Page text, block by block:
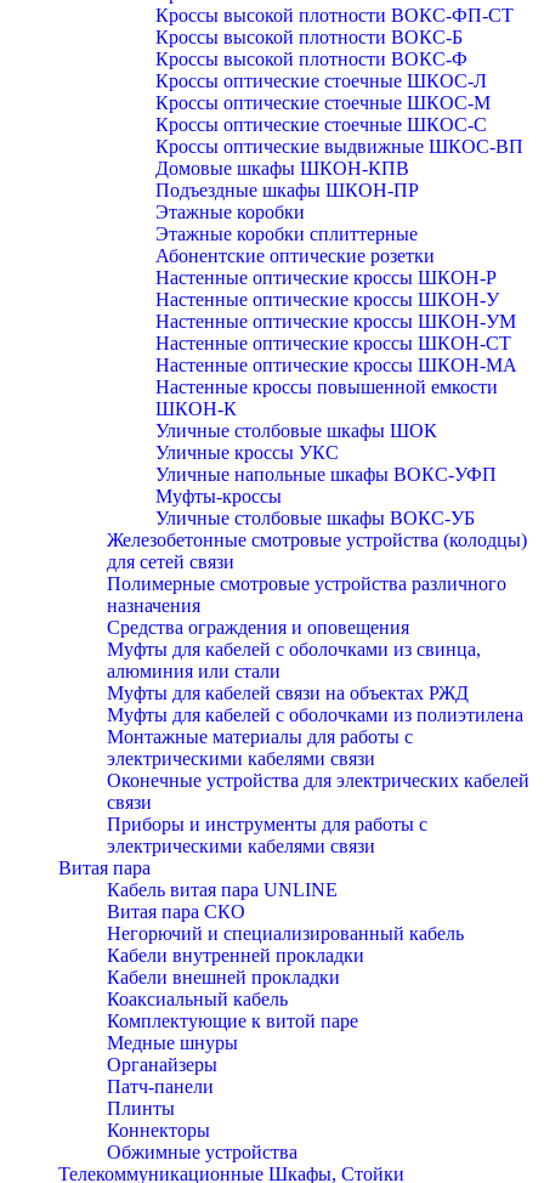
Кроссы высокой плотности ВОКС-ФП-СТ
Кроссы высокой плотности ВОКС-Б
Кроссы высокой плотности ВОКС-Ф
Кроссы оптические стоечные ШКОС-Л
Кроссы оптические стоечные ШКОС-М
Кроссы оптические стоечные ШКОС-С
Кроссы оптические выдвижные ШКОС-ВП
Домовые шкафы ШКОН-КПВ
Подъездные шкафы ШКОН-ПР
Этажные коробки
Этажные коробки сплиттерные
Абонентские оптические розетки
Настенные оптические кроссы ШКОН-Р
Настенные оптические кроссы ШКОН-У
Настенные оптические кроссы ШКОН-УМ
Настенные оптические кроссы ШКОН-СТ
Настенные оптические кроссы ШКОН-МА
Настенные кроссы повышенной емкости
ШКОН-К
Уличные столбовые шкафы ШОК
Уличные кроссы УКС
Уличные напольные шкафы ВОКС-УФП
Муфты-кроссы
Уличные столбовые шкафы ВОКС-УБ
Железобетонные смотровые устройства (колодцы)
для сетей связи
Полимерные смотровые устройства различного
назначения
Средства ограждения и оповещения
Муфты для кабелей с оболочками из свинца,
алюминия или стали
Муфты для кабелей связи на объектах РЖД
Муфты для кабелей с оболочками из полиэтилена
Монтажные материалы для работы с
электрическими кабелями связи
Оконечные устройства для электрических кабелей
связи
Приборы и инструменты для работы с
электрическими кабелями связи
Витая пара
Кабель витая пара UNLINE
Витая пара СКО
Негорючий и специализированный кабель
Кабели внутренней прокладки
Кабели внешней прокладки
Коаксиальный кабель
Комплектующие к витой паре
Медные шнуры
Органайзеры
Патч-панели
Плинты
Коннекторы
Обжимные устройства
Телекоммуникационные Шкафы, Стойки